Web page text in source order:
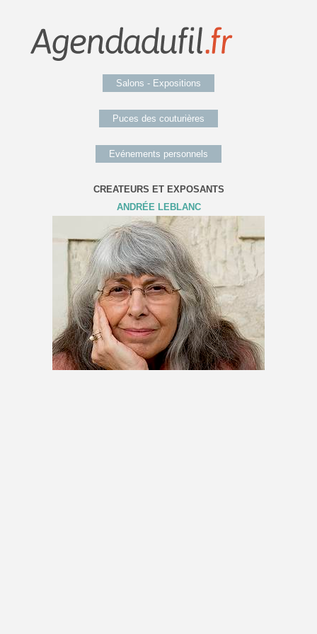
Salons - Expositions
Puces des couturières
Evénements personnels
CREATEURS ET EXPOSANTS
ANDRÉE LEBLANC